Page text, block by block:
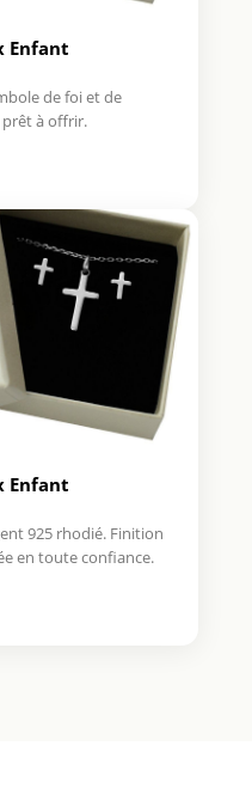
Enfant
de foi et de
à offrir.
Enfant
925 rhodié. Finition
en toute confiance.